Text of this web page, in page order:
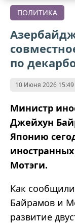
ПОЛИТИКА
по
10 Июня 2026 15:49
Министр
Джейхун
Японию
Мотэги.
Как сообщили
Байрамов и
развитие